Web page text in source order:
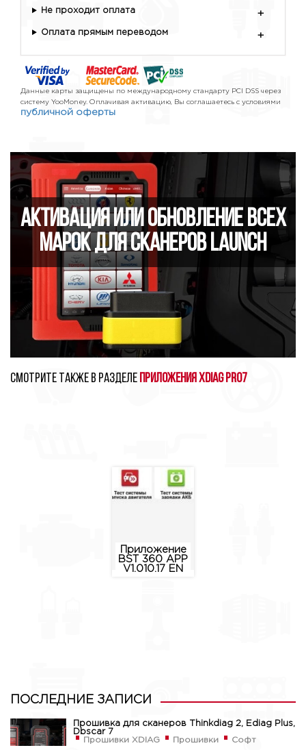
Не проходит оплата +
Оплата прямым переводом +
Данные карты защищены по международному стандарту PCI DSS через
систему YooMoney. Оплачивая активацию, Вы соглашаетесь с условиями
публичной оферты
Активация или обновление всех
марок для сканеров Launch
Смотрите также в разделе Приложения XDIAG PRO7
Приложение
BST 360 APP
V1.010.17 EN
ПОСЛЕДНИЕ ЗАПИСИ
Прошивка для сканеров Thinkdiag 2, Ediag Plus,
Dbscar 7
Прошивки XDIAG
Прошивки Софт